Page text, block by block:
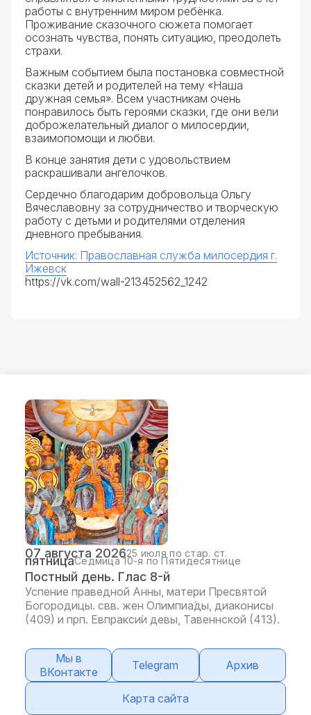
работы с внутренним миром ребёнка.
Проживание сказочного сюжета помогает
осознать чувства, понять ситуацию, преодолеть
страхи.
Важным событием была постановка совместной
сказки детей и родителей на тему «Наша
дружная семья». Всем участникам очень
понравилось быть героями сказки, где они вели
доброжелательный диалог о милосердии,
взаимопомощи и любви.
В конце занятия дети с удовольствием
раскрашивали ангелочков.
Сердечно благодарим добровольца Ольгу
Вячеславовну за сотрудничество и творческую
работу с детьми и родителями отделения
дневного пребывания.
Источник: Православная служба милосердия г.
Ижевск
https://vk.com/wall-213452562_1242
07 августа 202625 июля по стар. ст.
пятницаСедмица 10-я по Пятидесятнице
Постный день. Глас 8-й
Успение праведной Анны, матери Пресвятой
Богородицы. свв. жен Олимпиа́ды, диаконисы
(409) и прп. Евпракси́и девы, Тавеннской (413).
Мы в
ВКонтакте
Telegram Архив
Карта сайта